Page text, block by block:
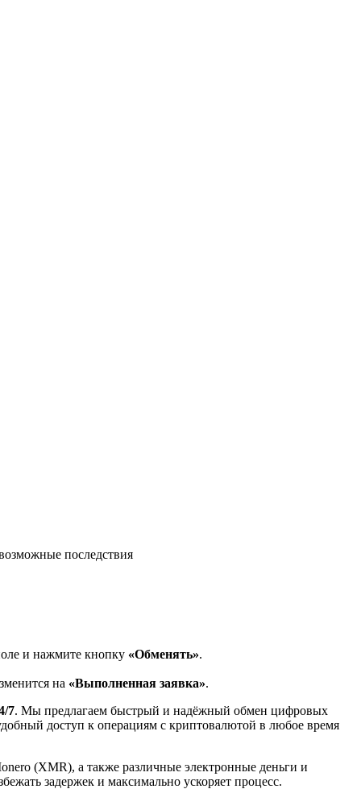
последствия
и нажмите кнопку «Обменять».
на «Выполненная заявка».
7. Мы предлагаем быстрый и надёжный обмен цифровых
доступ к операциям с криптовалютой в любое время
(XMR), а также различные электронные деньги и
задержек и максимально ускоряет процесс.